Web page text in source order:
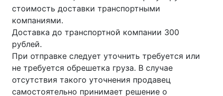
стоимость доставки транспортными
компаниями.
Доставка до транспортной компании 300
рублей.
При отправке следует уточнить требуется или
не требуется обрешетка груза. В случае
отсутствия такого уточнения продавец
самостоятельно принимает решение о